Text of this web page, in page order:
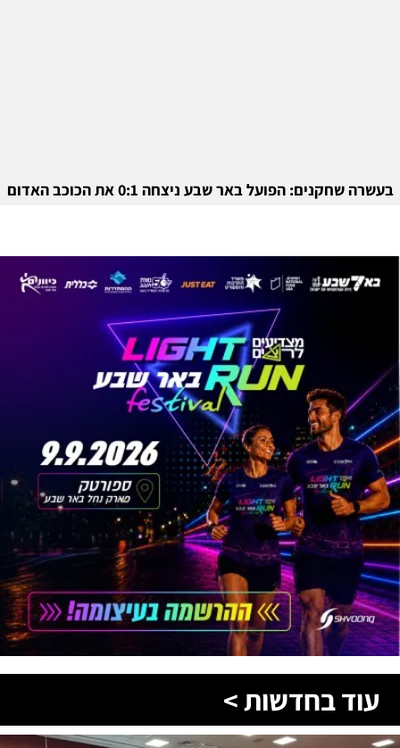
בעשרה שחקנים: הפועל באר שבע ניצחה 0:1 את הכוכב האדום
עוד בחדשות >